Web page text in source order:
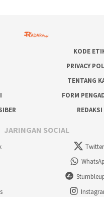
KODE
PRIVACY
TENTANG
FORM
REDAKSI
JARINGAN SOCIAL
Twitter